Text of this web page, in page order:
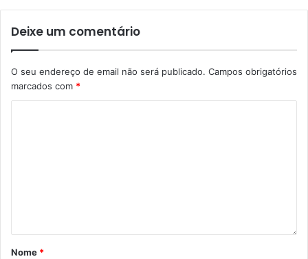
Deixe um comentário
O seu endereço de email não será publicado. Campos obrigatórios
marcados com *
Nome *